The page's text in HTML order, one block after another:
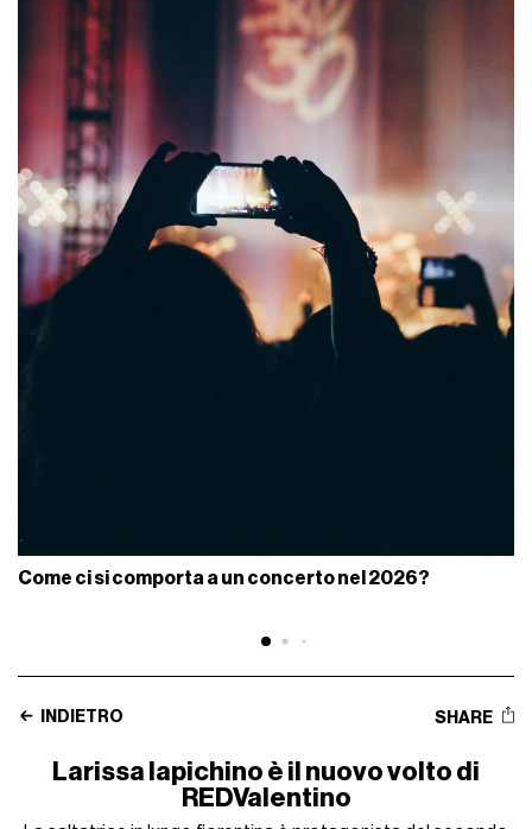
Come ci si comporta a un concerto nel 2026?
INDIETRO SHARE
Larissa Iapichino è il nuovo volto di
REDValentino